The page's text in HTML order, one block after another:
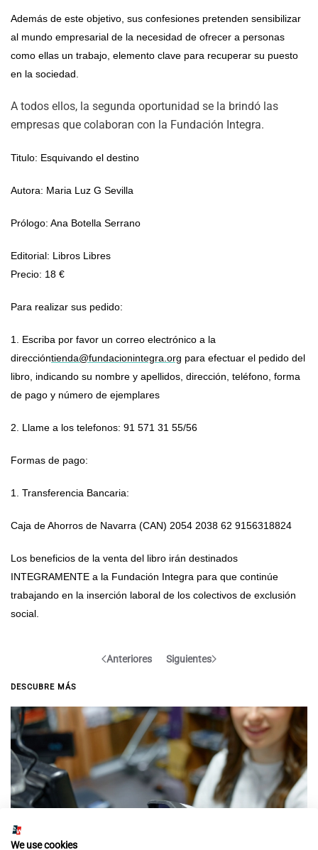
Además de este objetivo, sus confesiones pretenden sensibilizar
al mundo empresarial de la necesidad de ofrecer a personas
como ellas un trabajo, elemento clave para recuperar su puesto
en la sociedad.
A todos ellos, la segunda oportunidad se la brindó las
empresas que colaboran con la Fundación Integra.
Titulo: Esquivando el destino
Autora: Maria Luz G Sevilla
Prólogo: Ana Botella Serrano
Editorial: Libros Libres
Precio: 18 €
Para realizar sus pedido:
1. Escriba por favor un correo electrónico a la
direccióntienda@fundacionintegra.org para efectuar el pedido del
libro, indicando su nombre y apellidos, dirección, teléfono, forma
de pago y número de ejemplares
2. Llame a los telefonos: 91 571 31 55/56
Formas de pago:
1. Transferencia Bancaria:
Caja de Ahorros de Navarra (CAN) 2054 2038 62 9156318824
Los beneficios de la venta del libro irán destinados
INTEGRAMENTE a la Fundación Integra para que continúe
trabajando en la inserción laboral de los colectivos de exclusión
social.
Anteriores Siguientes
DESCUBRE MÁS
We use cookies